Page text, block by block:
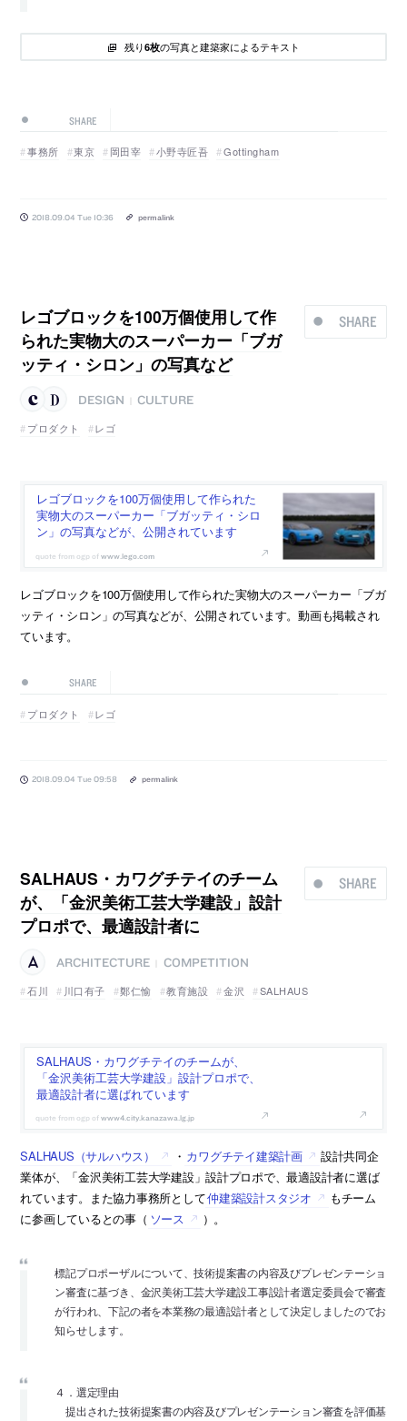
残り6枚の写真と建築家によるテキスト
SHARE
事務所 東京 岡田宰 小野寺匠吾 Gottingham
2018.09.04 Tue 10:36 permalink
SHARE
レゴブロックを100万個使用して作
られた実物大のスーパーカー「ブガ
ッティ・シロン」の写真など
DESIGN
CULTURE
プロダクト
レゴ
レゴブロックを100万個使用して作られた
実物大のスーパーカー「ブガッティ・シロ
ン」の写真などが、公開されています
www.lego.com
レゴブロックを100万個使用して作られた実物大のスーパーカー「ブガ
ッティ・シロン」の写真などが、公開されています。動画も掲載され
ています。
SHARE
プロダクト レゴ
2018.09.04 Tue 09:58 permalink
SHARE
SALHAUS・カワグチテイのチーム
が、「金沢美術工芸大学建設」設計
プロポで、最適設計者に
ARCHITECTURE
COMPETITION
石川
川口有子 鄭仁愉 教育施設 金沢 SALHAUS
SALHAUS・カワグチテイのチームが、
「金沢美術工芸大学建設」設計プロポで、
最適設計者に選ばれています
www4.city.kanazawa.lg.jp
SALHAUS（サルハウス） ・ カワグチテイ建築計画
設計共同企
業体が、「金沢美術工芸大学建設」設計プロポで、最適設計者に選ば
れています。また協力事務所として仲建築設計スタジオ
もチーム
に参画しているとの事（ ソース ）。
標記プロポーザルについて、技術提案書の内容及びプレゼンテーショ
ン審査に基づき、金沢美術工芸大学建設工事設計者選定委員会で審査
が行われ、下記の者を本業務の最適設計者として決定しましたのでお
知らせします。
４．選定理由
提出された技術提案書の内容及びプレゼンテーション審査を評価基